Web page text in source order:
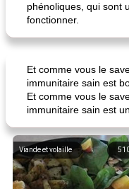
phénoliques, qui sont
fonctionner.
Et comme vous le
immunitaire sain est
Et comme vous le
immunitaire sain est
Viande et volaille